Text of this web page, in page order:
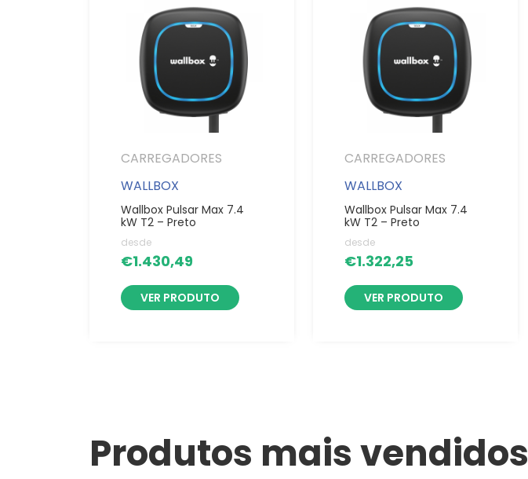
CARREGADORES
WALLBOX
Wallbox Pulsar Max 7.4
kW T2 – Preto
desde
€1.430,49
VER PRODUTO
CARREGADORES
WALLBOX
Wallbox Pulsar Max 7.4
kW T2 – Preto
desde
€1.322,25
VER PRODUTO
Produtos mais vendidos